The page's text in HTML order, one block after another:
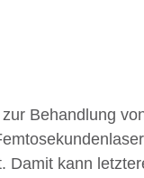
Behandlung
Damit kann